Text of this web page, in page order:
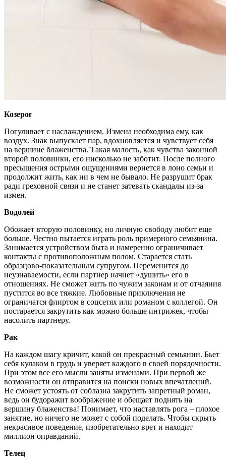
Козерог
Погуливает с наслаждением. Измена необходима ему, как
воздух. Знак выпускает пар, вдохновляется и чувствует себя
на вершине блаженства. Такая малость, как чувства законной
второй половинки, его нисколько не заботит. После полного
пресыщения острыми ощущениями вернется в лоно семьи и
продолжит жить, как ни в чем не бывало. Не разрушит брак
ради греховной связи и не станет затевать скандалы из-за
измен.
Водолей
Обожает вторую половинку, но личную свободу любит еще
больше. Честно пытается играть роль примерного семьянина.
Занимается устройством быта и намеренно ограничивает
контакты с противоположным полом. Старается стать
образцово-показательным супругом. Переменится до
неузнаваемости, если партнер начнет «душить» его в
отношениях. Не сможет жить по чужим законам и от отчаяния
пустится во все тяжкие. Любовные приключения не
ограничатся флиртом в соцсетях или романом с коллегой. Он
постарается закрутить как можно больше интрижек, чтобы
насолить партнеру.
Рак
На каждом шагу кричит, какой он прекрасный семьянин. Бьет
себя кулаком в грудь и уверяет каждого в своей порядочности.
При этом все его мысли заняты изменами. При первой же
возможности он отправится на поиски новых впечатлений.
Не сможет устоять от соблазна закрутить запретный роман,
ведь он будоражит воображение и обещает поднять на
вершину блаженства! Понимает, что наставлять рога – плохое
занятие, но ничего не может с собой поделать. Чтобы скрыть
некрасивое поведение, изобретательно врет и находит
миллион оправданий.
Телец